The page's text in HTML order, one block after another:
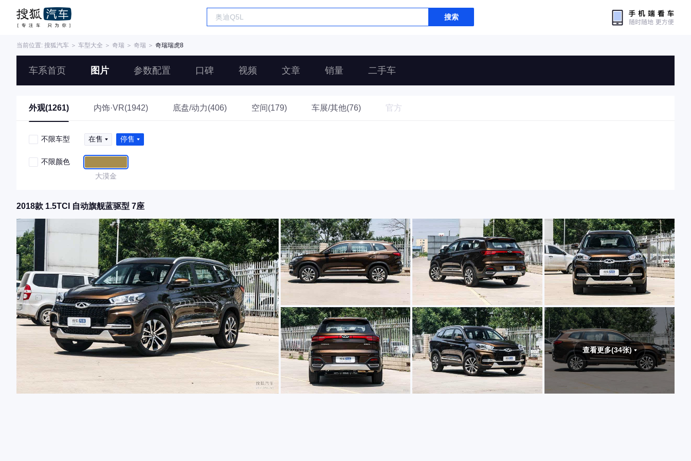
搜索
当前位置: 搜狐汽车 ＞ 车型大全 ＞ 奇瑞 ＞ 奇瑞 ＞ 奇瑞瑞虎8
车系首页 图片 参数配置 口碑 视频 文章 销量 二手车
外观(1261) 内饰·VR(1942) 底盘/动力(406) 空间(179) 车展/其他(76) 官方
不限车型 在售 停售
不限颜色
大漠金
2018款 1.5TCI 自动旗舰蓝驱型 7座
查看更多(34张)